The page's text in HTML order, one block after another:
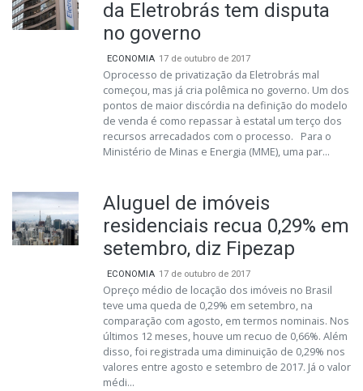
da Eletrobrás tem disputa
no governo
ECONOMIA 17 de outubro de 2017
Oprocesso de privatização da Eletrobrás mal
começou, mas já cria polêmica no governo. Um dos
pontos de maior discórdia na definição do modelo
de venda é como repassar à estatal um terço dos
recursos arrecadados com o processo. Para o
Ministério de Minas e Energia (MME), uma par...
Aluguel de imóveis
residenciais recua 0,29% em
setembro, diz Fipezap
ECONOMIA 17 de outubro de 2017
Opreço médio de locação dos imóveis no Brasil
teve uma queda de 0,29% em setembro, na
comparação com agosto, em termos nominais. Nos
últimos 12 meses, houve um recuo de 0,66%. Além
disso, foi registrada uma diminuição de 0,29% nos
valores entre agosto e setembro de 2017. Já o valor
médi...